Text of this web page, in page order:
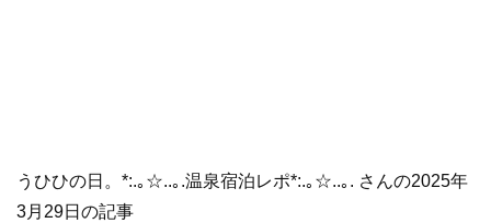
うひひの日。*:.｡☆..｡.温泉宿泊レポ*:.｡☆..｡. さんの2025年
3月29日の記事